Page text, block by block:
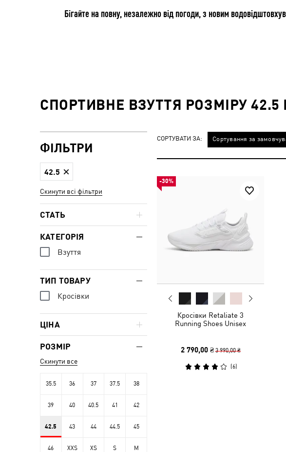
Бігайте на повну, незалежно від погоди, з новим
СПОРТИВНЕ ВЗУТТЯ РОЗМІРУ 42.5
СОРТУВАТИ ЗА: Сортування за
-30%
Кросівки Retaliate 3
Running Shoes Unisex
2 790,00 ₴ 3 990,00 ₴
(6)
ФІЛЬТРИ
42.5
Скинути всі фільтри
СТАТЬ
КАТЕГОРІЯ
Взуття
ТИП ТОВАРУ
Кросівки
ЦІНА
РОЗМІР
Скинути все
35.5 36 37 37.5 38
39 40 40.5 41 42
42.5 43 44 44.5 45
46 XXS XS S M